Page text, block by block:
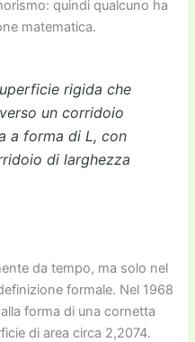
quindi qualcuno ha
matematica.
rigida che
un corridoio
a forma di L, con
di larghezza
da tempo, ma solo nel
formale. Nel 1968
forma di una cornetta
di area circa 2,2074.